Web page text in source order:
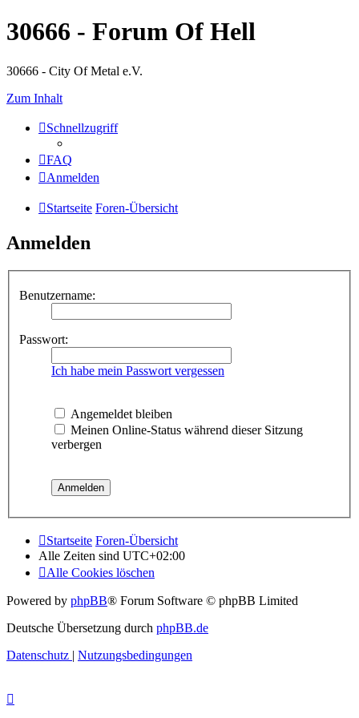
30666 - Forum Of Hell
30666 - City Of Metal e.V.
Zum Inhalt
Schnellzugriff
FAQ
Anmelden
Startseite Foren-Übersicht
Anmelden
Benutzername:
Passwort:
Ich habe mein Passwort vergessen
Angemeldet bleiben
Meinen Online-Status während dieser Sitzung
verbergen
Startseite Foren-Übersicht
Alle Zeiten sind UTC+02:00
Alle Cookies löschen
Powered by phpBB® Forum Software © phpBB Limited
Deutsche Übersetzung durch phpBB.de
Datenschutz | Nutzungsbedingungen